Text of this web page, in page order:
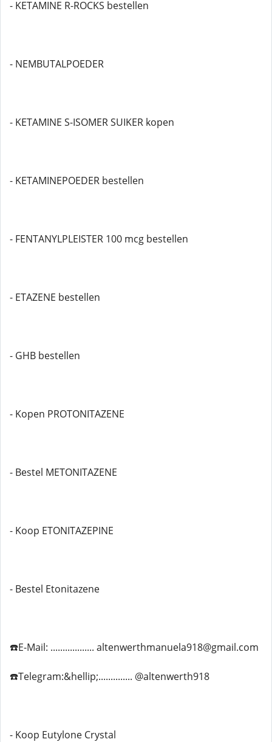
- KETAMINE R-ROCKS bestellen
- NEMBUTALPOEDER
- KETAMINE S-ISOMER SUIKER kopen
- KETAMINEPOEDER bestellen
- FENTANYLPLEISTER 100 mcg bestellen
- ETAZENE bestellen
- GHB bestellen
- Kopen PROTONITAZENE
- Bestel METONITAZENE
- Koop ETONITAZEPINE
- Bestel Etonitazene
☎️E-Mail: .................. altenwerthmanuela918@gmail.com
☎️Telegram:&hellip;.............. @altenwerth918
- Koop Eutylone Crystal